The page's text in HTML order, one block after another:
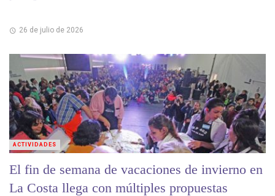
26 de julio de 2026
El fin de semana de vacaciones de invierno en
La Costa llega con múltiples propuestas
ACTIVIDADES